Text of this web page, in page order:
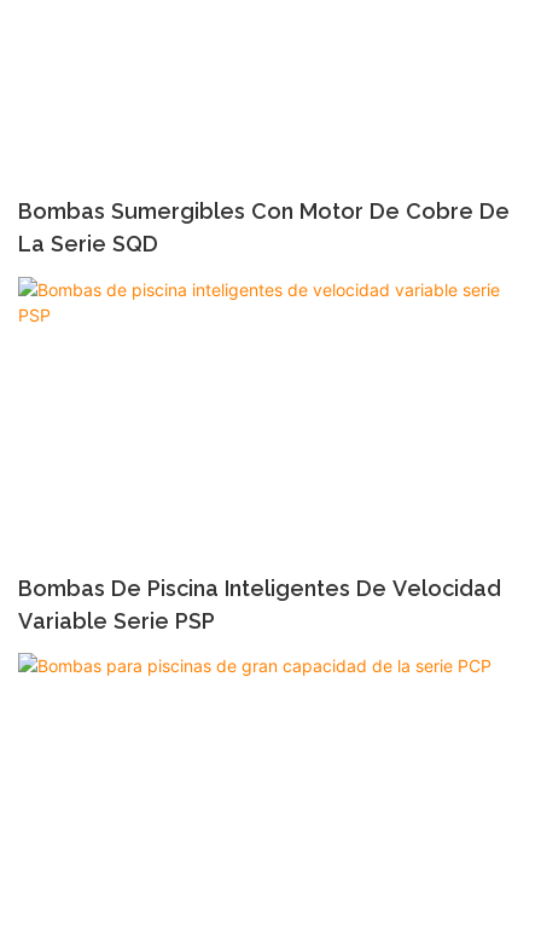
Bombas Sumergibles Con Motor De Cobre De
La Serie SQD
Bombas De Piscina Inteligentes De Velocidad
Variable Serie PSP